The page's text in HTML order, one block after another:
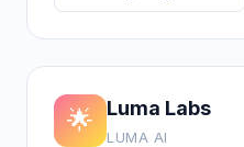
🌟 Luma Labs
LUMA AI